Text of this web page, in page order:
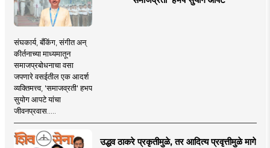
संघकार्य, बँकिंग, संगीत अन्
कीर्तनाच्या माध्यमातून
समाजप्रबोधनाचा वसा
जपणारे वसईतील एक आदर्श
व्यक्तिमत्त्व, 'समाजव्रती' हभप
सुयोग आपटे यांचा
जीवनप्रवास.....
उद्धव ठाकरे प्रकृतीमुळे, तर आदित्य प्रवृत्तीमुळे मागे